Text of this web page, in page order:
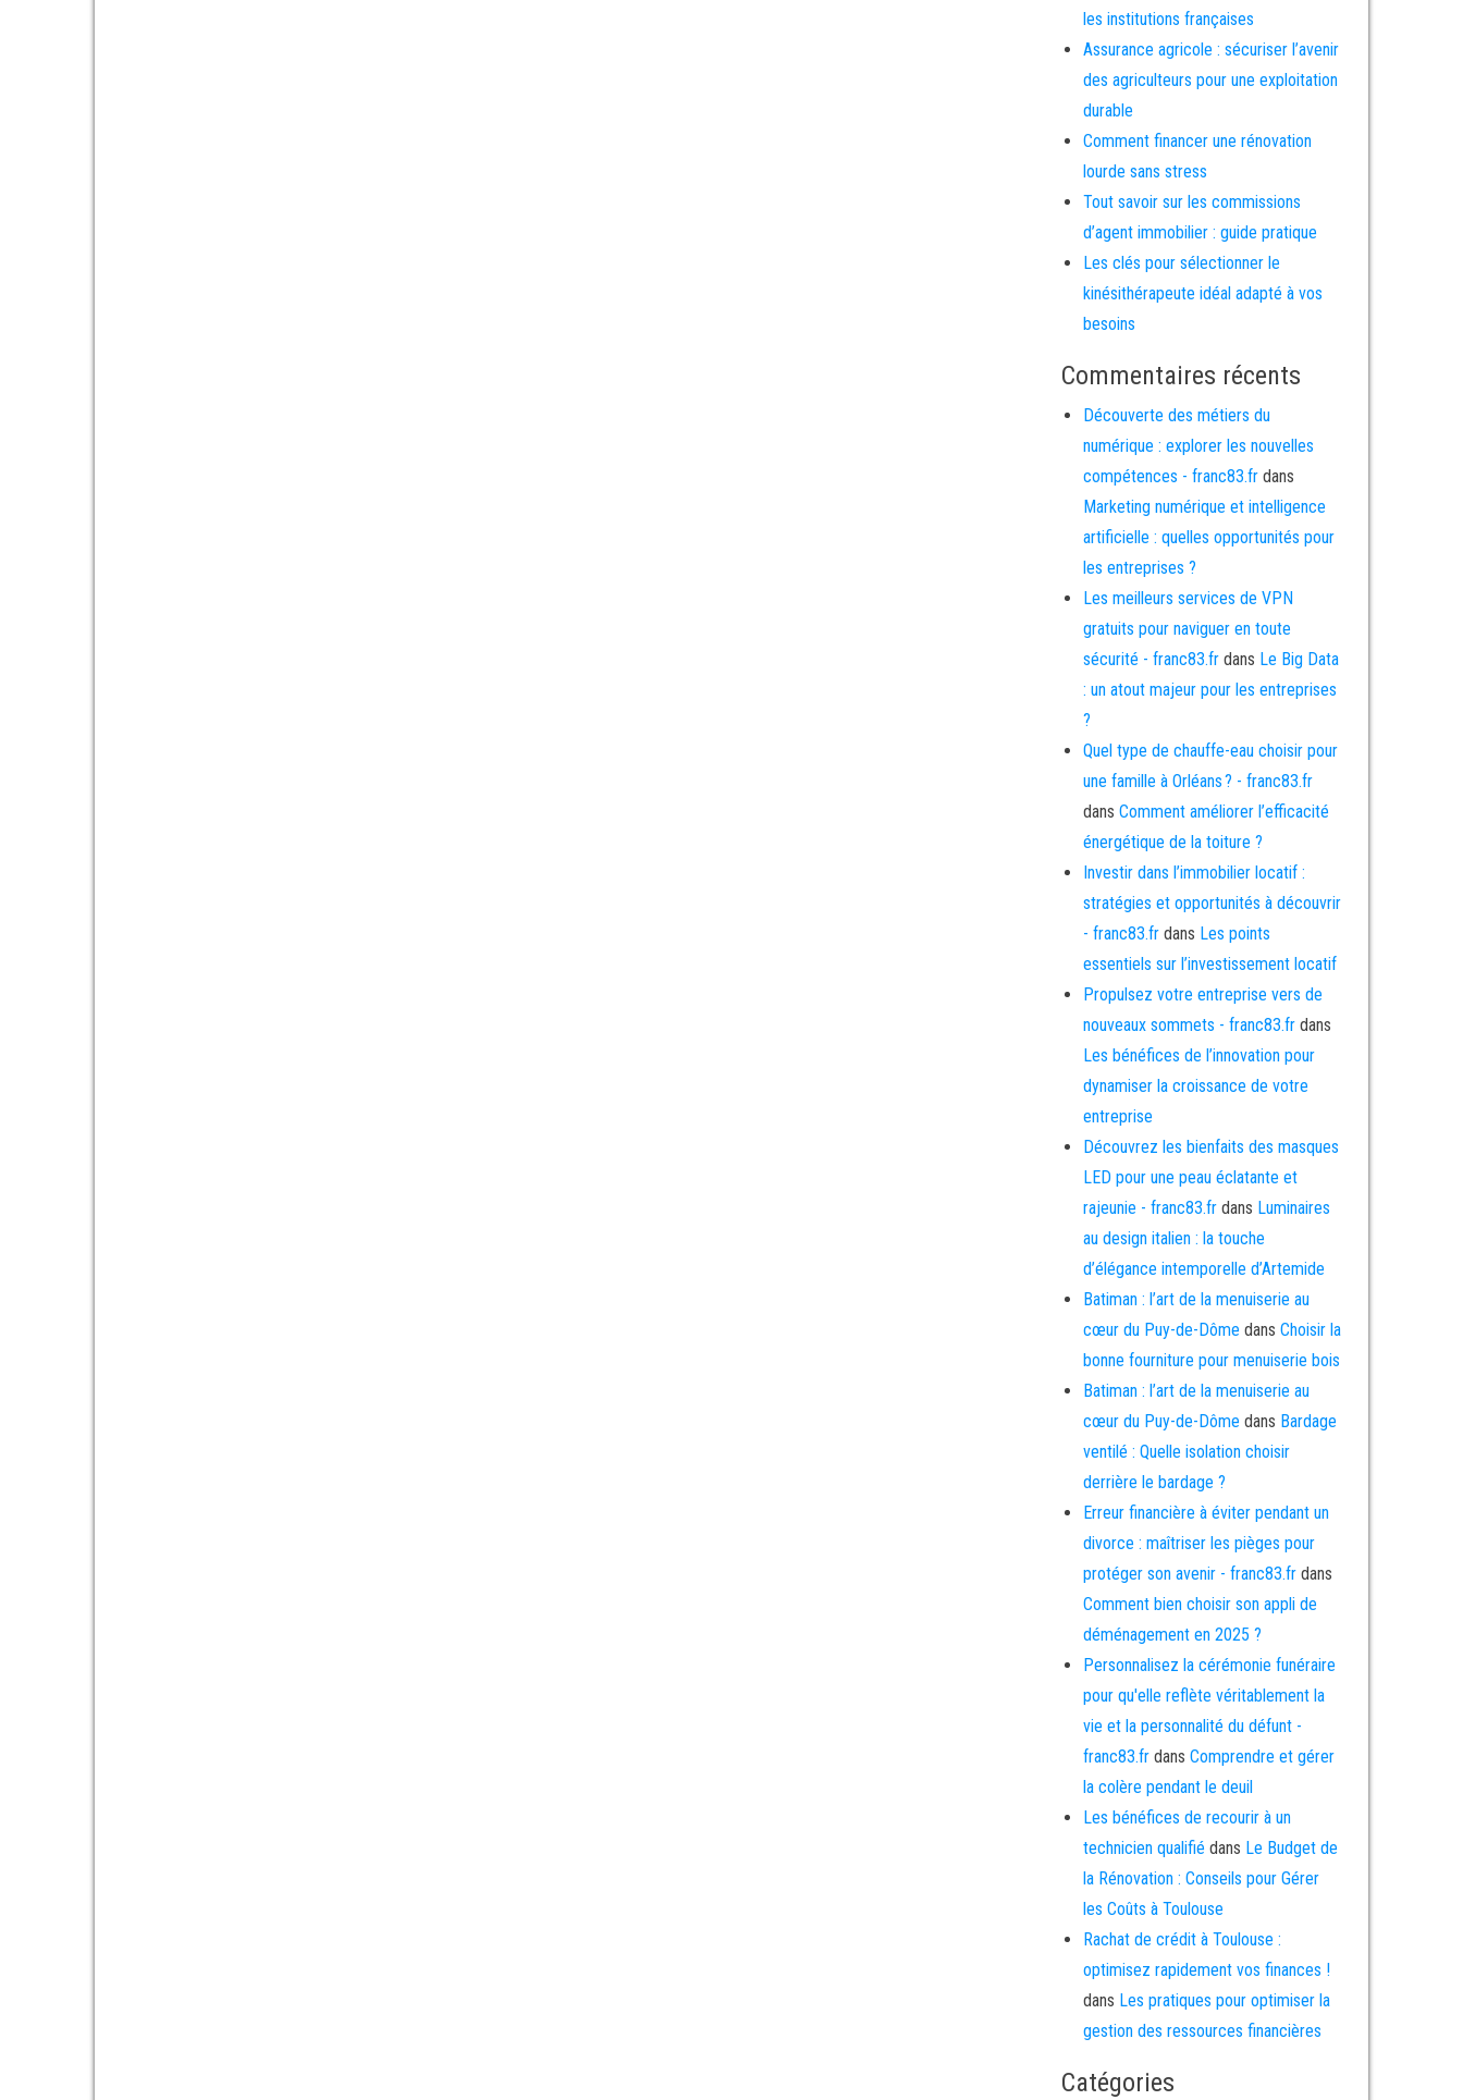
les institutions françaises
Assurance agricole : sécuriser l’avenir
des agriculteurs pour une exploitation
durable
Comment financer une rénovation
lourde sans stress
Tout savoir sur les commissions
d’agent immobilier : guide pratique
Les clés pour sélectionner le
kinésithérapeute idéal adapté à vos
besoins
Commentaires récents
Découverte des métiers du
numérique : explorer les nouvelles
compétences - franc83.frdans
Marketing numérique et intelligence
artificielle : quelles opportunités pour
les entreprises ?
Les meilleurs services de VPN
gratuits pour naviguer en toute
sécurité - franc83.frdans Le Big Data
: un atout majeur pour les entreprises
?
Quel type de chauffe-eau choisir pour
une famille à Orléans ? - franc83.fr
dans Comment améliorer l’efficacité
énergétique de la toiture ?
Investir dans l’immobilier locatif :
stratégies et opportunités à découvrir
- franc83.frdans Les points
essentiels sur l’investissement locatif
Propulsez votre entreprise vers de
nouveaux sommets - franc83.frdans
Les bénéfices de l’innovation pour
dynamiser la croissance de votre
entreprise
Découvrez les bienfaits des masques
LED pour une peau éclatante et
rajeunie - franc83.frdans Luminaires
au design italien : la touche
d’élégance intemporelle d’Artemide
Batiman : l’art de la menuiserie au
cœur du Puy-de-Dôme dans Choisir la
bonne fourniture pour menuiserie bois
Batiman : l’art de la menuiserie au
cœur du Puy-de-Dôme dans Bardage
ventilé : Quelle isolation choisir
derrière le bardage ?
Erreur financière à éviter pendant un
divorce : maîtriser les pièges pour
protéger son avenir - franc83.frdans
Comment bien choisir son appli de
déménagement en 2025 ?
Personnalisez la cérémonie funéraire
pour qu'elle reflète véritablement la
vie et la personnalité du défunt -
franc83.frdans Comprendre et gérer
la colère pendant le deuil
Les bénéfices de recourir à un
technicien qualifié dans Le Budget de
la Rénovation : Conseils pour Gérer
les Coûts à Toulouse
Rachat de crédit à Toulouse :
optimisez rapidement vos finances !
dans Les pratiques pour optimiser la
gestion des ressources financières
Catégories